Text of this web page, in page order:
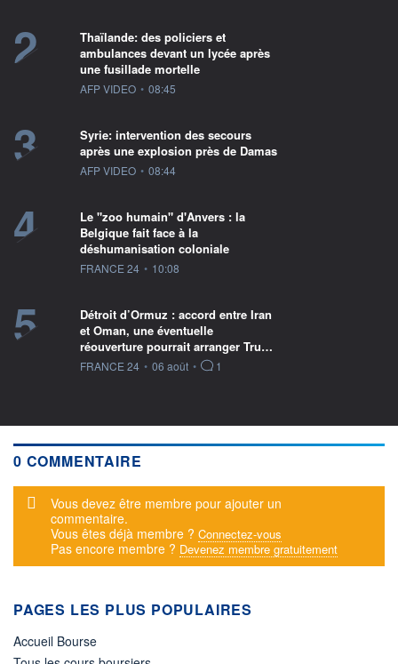
2
Thaïlande: des policiers et
ambulances devant un lycée après
une fusillade mortelle
information fournie par
AFP VIDEO • 08:45
3
Syrie: intervention des secours
après une explosion près de Damas
information fournie par
AFP VIDEO • 08:44
4
Le "zoo humain" d'Anvers : la
Belgique fait face à la
déshumanisation coloniale
information fournie par
FRANCE 24 • 10:08
5
Détroit d’Ormuz : accord entre Iran
et Oman, une éventuelle
réouverture pourrait arranger Tru…
information fournie par
FRANCE 24 • 06 août • 1
0 COMMENTAIRE
Message d'alerte
Vous devez être membre pour ajouter un
commentaire.
Vous êtes déjà membre ? Connectez-vous
Pas encore membre ? Devenez membre gratuitement
PAGES LES PLUS POPULAIRES
Accueil Bourse